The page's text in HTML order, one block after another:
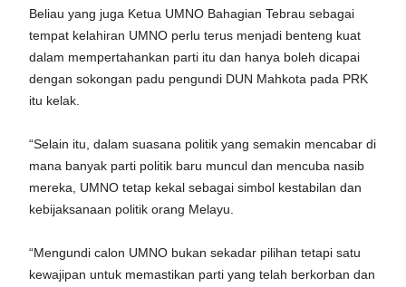
Beliau yang juga Ketua UMNO Bahagian Tebrau sebagai
tempat kelahiran UMNO perlu terus menjadi benteng kuat
dalam mempertahankan parti itu dan hanya boleh dicapai
dengan sokongan padu pengundi DUN Mahkota pada PRK
itu kelak.
“Selain itu, dalam suasana politik yang semakin mencabar di
mana banyak parti politik baru muncul dan mencuba nasib
mereka, UMNO tetap kekal sebagai simbol kestabilan dan
kebijaksanaan politik orang Melayu.
“Mengundi calon UMNO bukan sekadar pilihan tetapi satu
kewajipan untuk memastikan parti yang telah berkorban dan